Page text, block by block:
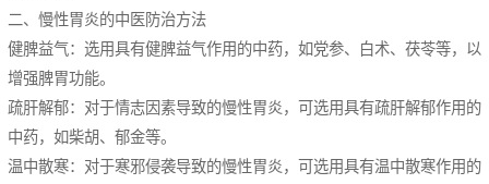
二、慢性胃炎的中医防治方法
健脾益气：选用具有健脾益气作用的中药，如党参、白术、茯苓等，以
增强脾胃功能。
疏肝解郁：对于情志因素导致的慢性胃炎，可选用具有疏肝解郁作用的
中药，如柴胡、郁金等。
温中散寒：对于寒邪侵袭导致的慢性胃炎，可选用具有温中散寒作用的